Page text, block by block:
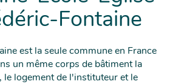
Fontaine
est la seule commune en France
un même corps de bâtiment la
le logement de l'instituteur et le